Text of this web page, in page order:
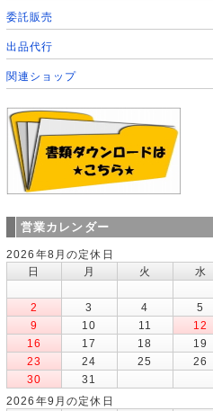
委託販売
出品代行
関連ショップ
営業カレンダー
2026年8月の定休日
日
月 火 水
2
3 4 5
9
10 11 12
16
17 18 19
23
24 25 26
30
31
2026年9月の定休日